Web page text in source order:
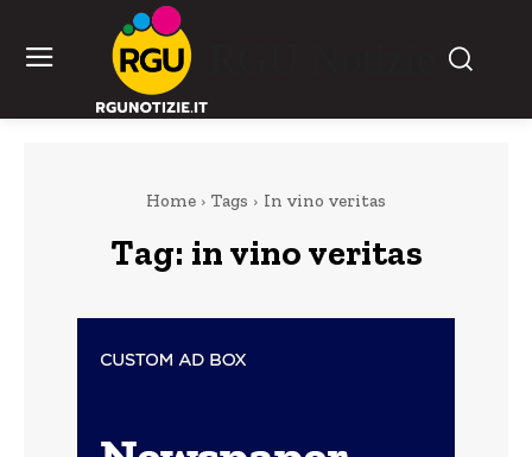
Home Tags In vino veritas
Tag: in vino veritas